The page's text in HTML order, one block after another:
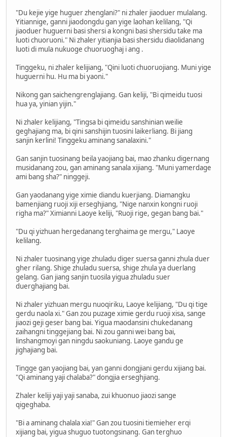
"Du kejie yige huguer zhenglani?" ni zhaler jiaoduer mulalang.
Yitiannige, ganni jiaodongdu gan yige laohan kelilang, "Qi
jiaoduer huguerni basi shersi a kongni basi shersidu take ma
luoti chuoruoni." Ni zhaler yitianjia basi shersidu diaolidanang
luoti di mula nukuoge chuoruoghaj i ang .
Tinggeku, ni zhaler kelijiang, "Qini luoti chuoruojiang. Muni yige
huguerni hu. Hu ma bi yaoni."
Nikong gan saichengrenglajiang. Gan keliji, "Bi qimeidu tuosi
hua ya, yinian yijin."
Ni zhaler kelijiang, "Tingsa bi qimeidu sanshinian weilie
geghajiang ma, bi qini sanshijin tuosini laikerliang. Bi jiang
sanjin kerlini! Tinggeku aminang sanalaxini."
Gan sanjin tuosinang beila yaojiang bai, mao zhanku digernang
musidanang zou, gan aminang sanala xijiang. "Muni yamerdage
ami bang sha?" ninggeji.
Gan yaodanang yige ximie diandu kuerjiang. Diamangku
bamenjiang ruoji xiji erseghjiang, "Nige nanxin kongni ruoji
righa ma?" Ximianni Laoye keliji, "Ruoji rige, gegan bang bai."
"Du qi yizhuan hergedanang terghaima ge mergu," Laoye
kelilang.
Ni zhaler tuosinang yige zhuladu diger suersa ganni zhula duer
gher rilang. Shige zhuladu suersa, shige zhula ya duerlang
gelang. Gan jiang sanjin tuosila yigua zhuladu suer
duerghajiang bai.
Ni zhaler yizhuan mergu nuoqiriku, Laoye kelijiang, "Du qi tige
gerdu naola xi." Gan zou puzage ximie gerdu ruoji xisa, sange
jiaozi geji geser bang bai. Yigua maodansini chukedanang
zaihangni tinggejiang bai. Ni zou ganni wei bang bai,
linshangmoyi gan ningdu saokuniang. Laoye gandu ge
jighajiang bai.
Tingge gan yaojiang bai, yan ganni dongjiani gerdu xijiang bai.
"Qi aminang yaji chalaba?" dongjia erseghjiang.
Zhaler keliji yaji yaji sanaba, zui khuonuo jiaozi sange
qigeghaba.
"Bi a aminang chalala xia!" Gan zou tuosini tiemieher erqi
xijiang bai, yigua shuguo tuotongsinang. Gan terghuo